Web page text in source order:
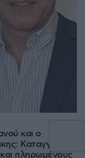
και ο
Καταγγέλλει
πληρωμένους